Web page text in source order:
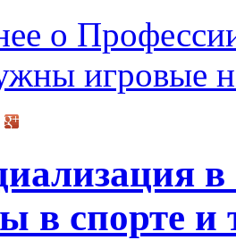
о
игровые
в спорте и